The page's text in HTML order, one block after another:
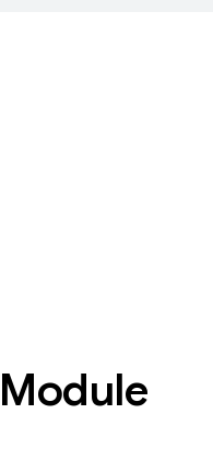
Module